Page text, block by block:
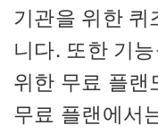
기관을 위한 퀴
니다. 또한 기
위한 무료 플랜
무료 플랜에서